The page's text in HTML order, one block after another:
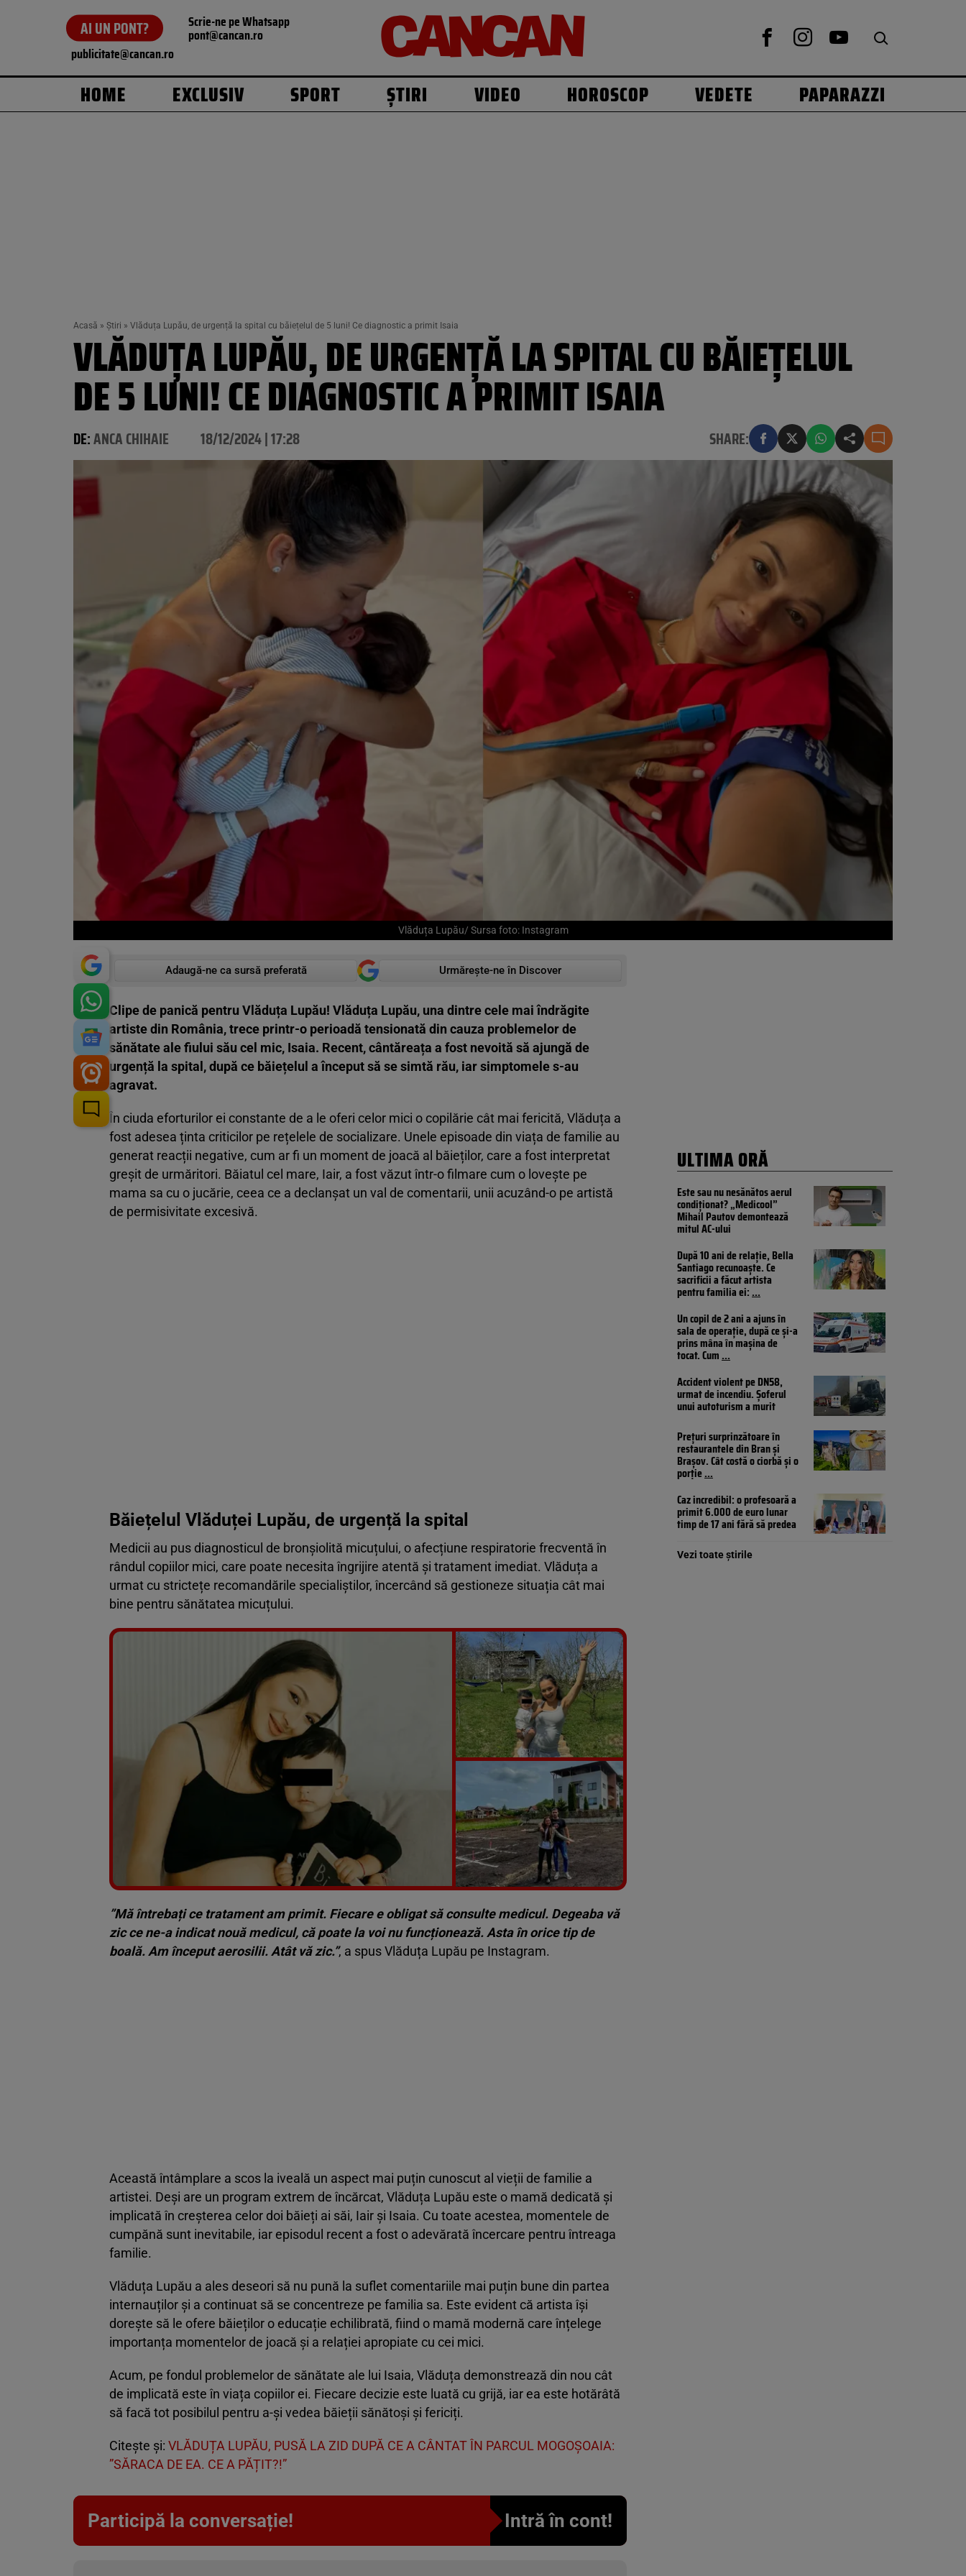
AI UN PONT? Scrie-ne pe Whatsapp
pont@cancan.ro
publicitate@cancan.ro
HOME EXCLUSIV SPORT ȘTIRI VIDEO HOROSCOP VEDETE PAPARAZZI
Acasă » Știri » Vlăduța Lupău, de urgență la spital cu băiețelul de 5 luni! Ce diagnostic a primit Isaia
VLĂDUȚA LUPĂU, DE URGENȚĂ LA SPITAL CU BĂIEȚELUL
DE 5 LUNI! CE DIAGNOSTIC A PRIMIT ISAIA
DE:ANCA CHIHAIE 18/12/2024 | 17:28 SHARE:
Vlăduța Lupău/ Sursa foto: Instagram
Adaugă-ne ca sursă preferată Urmărește-ne în Discover
Clipe de panică pentru Vlăduța Lupău! Vlăduța Lupău, una dintre cele mai îndrăgite
artiste din România, trece printr-o perioadă tensionată din cauza problemelor de
sănătate ale fiului său cel mic, Isaia. Recent, cântăreața a fost nevoită să ajungă de
urgență la spital, după ce băiețelul a început să se simtă rău, iar simptomele s-au
agravat.
În ciuda eforturilor ei constante de a le oferi celor mici o copilărie cât mai fericită, Vlăduța a
fost adesea ținta criticilor pe rețelele de socializare. Unele episoade din viața de familie au
generat reacții negative, cum ar fi un moment de joacă al băieților, care a fost interpretat
greșit de urmăritori. Băiatul cel mare, Iair, a fost văzut într-o filmare cum o lovește pe
mama sa cu o jucărie, ceea ce a declanșat un val de comentarii, unii acuzând-o pe artistă
de permisivitate excesivă.
Băiețelul Vlăduței Lupău, de urgență la spital
Medicii au pus diagnosticul de bronșiolită micuțului, o afecțiune respiratorie frecventă în
rândul copiilor mici, care poate necesita îngrijire atentă și tratament imediat. Vlăduța a
urmat cu strictețe recomandările specialiștilor, încercând să gestioneze situația cât mai
bine pentru sănătatea micuțului.
Vezi galeria foto
16 poze
”Mă întrebați ce tratament am primit. Fiecare e obligat să consulte medicul. Degeaba vă
zic ce ne-a indicat nouă medicul, că poate la voi nu funcționează. Asta în orice tip de
boală. Am început aerosilii. Atât vă zic.”, a spus Vlăduța Lupău pe Instagram.
Această întâmplare a scos la iveală un aspect mai puțin cunoscut al vieții de familie a
artistei. Deși are un program extrem de încărcat, Vlăduța Lupău este o mamă dedicată și
implicată în creșterea celor doi băieți ai săi, Iair și Isaia. Cu toate acestea, momentele de
cumpănă sunt inevitabile, iar episodul recent a fost o adevărată încercare pentru întreaga
familie.
Vlăduța Lupău a ales deseori să nu pună la suflet comentariile mai puțin bune din partea
internauților și a continuat să se concentreze pe familia sa. Este evident că artista își
dorește să le ofere băieților o educație echilibrată, fiind o mamă modernă care înțelege
importanța momentelor de joacă și a relației apropiate cu cei mici.
Acum, pe fondul problemelor de sănătate ale lui Isaia, Vlăduța demonstrează din nou cât
de implicată este în viața copiilor ei. Fiecare decizie este luată cu grijă, iar ea este hotărâtă
să facă tot posibilul pentru a-și vedea băieții sănătoși și fericiți.
Citește și: VLĂDUȚA LUPĂU, PUSĂ LA ZID DUPĂ CE A CÂNTAT ÎN PARCUL MOGOȘOAIA:
”SĂRACA DE EA. CE A PĂȚIT?!”
Participă la conversație! Intră în cont!
ULTIMA ORĂ
Este sau nu nesănătos aerul
condiționat? „Medicool”
Mihail Pautov demontează
mitul AC-ului
După 10 ani de relație, Bella
Santiago recunoaște. Ce
sacrificii a făcut artista
pentru familia ei:...
Un copil de 2 ani a ajuns în
sala de operație, după ce și-a
prins mâna în mașina de
tocat. Cum...
Accident violent pe DN58,
urmat de incendiu. Șoferul
unui autoturism a murit
Prețuri surprinzătoare în
restaurantele din Bran și
Brașov. Cât costă o ciorbă și o
porție...
Caz incredibil: o profesoară a
primit 6.000 de euro lunar
timp de 17 ani fără să predea
Vezi toate știrile